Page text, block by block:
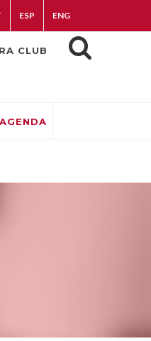
ESP ENG
CLUB
AGENDA